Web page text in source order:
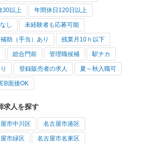
30以上 年間休日120日以上
し 未経験者も応募可能
助（手当）あり 残業月10ｈ以下
総合門前 管理職候補 駅チカ
登録販売者の求人 夏～秋入職可
面接OK
求人を探す
市中川区 名古屋市港区
市緑区 名古屋市名東区